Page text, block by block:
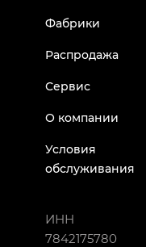
Фабрики
Распродажа
Сервис
О компании
Условия
обслуживания
ИНН
7842175780